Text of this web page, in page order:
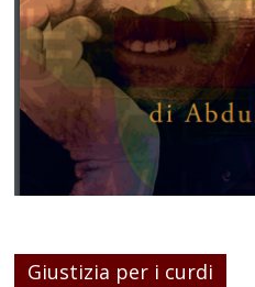
Giustizia per i curdi